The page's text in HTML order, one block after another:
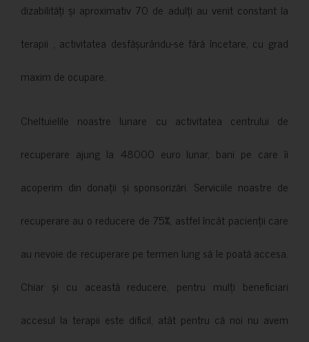
dizabilități și aproximativ 70 de adulți au venit constant la
terapii , activitatea desfășurându-se fără încetare, cu grad
maxim de ocupare.
Cheltuielile noastre lunare cu activitatea centrului de
recuperare ajung la 48000 euro lunar, bani pe care îi
acoperim din donații și sponsorizări. Serviciile noastre de
recuperare au o reducere de 75%, astfel încât pacienții care
au nevoie de recuperare pe termen lung să le poată accesa.
Chiar și cu această reducere, pentru mulți beneficiari
accesul la terapii este dificil, atât pentru că noi nu avem